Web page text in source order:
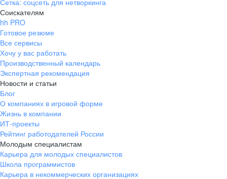
Сетка: соцсеть для нетворкинга
Соискателям
hh PRO
Готовое резюме
Все сервисы
Хочу у вас работать
Производственный календарь
Экспертная рекомендация
Новости и статьи
Блог
О компаниях в игровой форме
Жизнь в компании
ИТ-проекты
Рейтинг работодателей России
Молодым специалистам
Карьера для молодых специалистов
Школа программистов
Карьера в некоммерческих организациях